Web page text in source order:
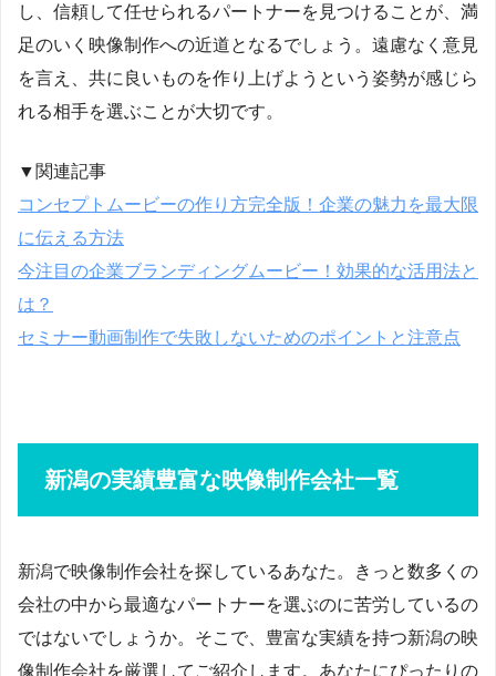
し、信頼して任せられるパートナーを見つけることが、満
足のいく映像制作への近道となるでしょう。遠慮なく意見
を言え、共に良いものを作り上げようという姿勢が感じら
れる相手を選ぶことが大切です。
▼関連記事
コンセプトムービーの作り方完全版！企業の魅力を最大限
に伝える方法
今注目の企業ブランディングムービー！効果的な活用法と
は？
セミナー動画制作で失敗しないためのポイントと注意点
新潟の実績豊富な映像制作会社一覧
新潟で映像制作会社を探しているあなた。きっと数多くの
会社の中から最適なパートナーを選ぶのに苦労しているの
ではないでしょうか。そこで、豊富な実績を持つ新潟の映
像制作会社を厳選してご紹介します。あなたにぴったりの